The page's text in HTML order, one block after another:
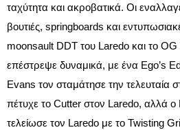
ταχύτητα και ακροβατικά. Οι
βουτιές, springboards και
moonsault DDT του Laredo και το
επέστρεψε δυναμικά, με ένα Ego’s
Evans τον σταμάτησε την τελευταία
πέτυχε το Cutter στον Laredo, αλλά ο
τελείωσε τον Laredo με το Twisting